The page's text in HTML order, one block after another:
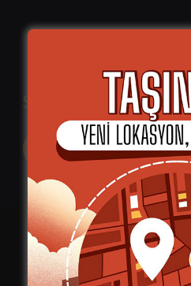
Si3N4 Sialon Ürünler
Teknik Döküman